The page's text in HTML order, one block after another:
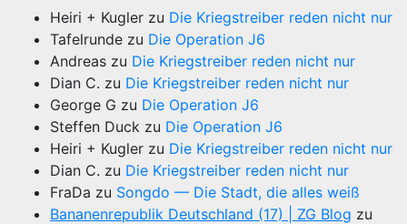
Heiri + Kugler zu Die Kriegstreiber reden nicht nur
Tafelrunde zu Die Operation J6
Andreas zu Die Kriegstreiber reden nicht nur
Dian C. zu Die Kriegstreiber reden nicht nur
George G zu Die Operation J6
Steffen Duck zu Die Operation J6
Heiri + Kugler zu Die Kriegstreiber reden nicht nur
Dian C. zu Die Kriegstreiber reden nicht nur
FraDa zu Songdo — Die Stadt, die alles weiß
Bananenrepublik Deutschland (17) | ZG Blog zu